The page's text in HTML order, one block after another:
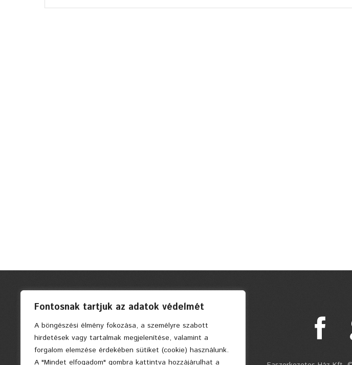
Fontosnak tartjuk az adatok védelmét
A böngészési élmény fokozása, a személyre szabott
hirdetések vagy tartalmak megjelenítése, valamint a
forgalom elemzése érdekében sütiket (cookie) használunk.
A "Mindet elfogadom" gombra kattintva hozzájárulhat a